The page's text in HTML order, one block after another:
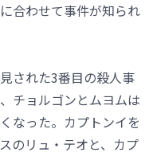
合わせて事件が知られ
された3番目の殺人事
チョルゴンとムヨムは
なった。カプトンイを
のリュ・テオと、カプ